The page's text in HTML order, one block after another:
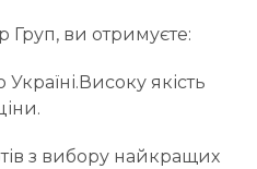
ви отримуєте:
якість
з вибору найкращих